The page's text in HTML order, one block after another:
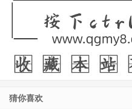
猜你喜欢